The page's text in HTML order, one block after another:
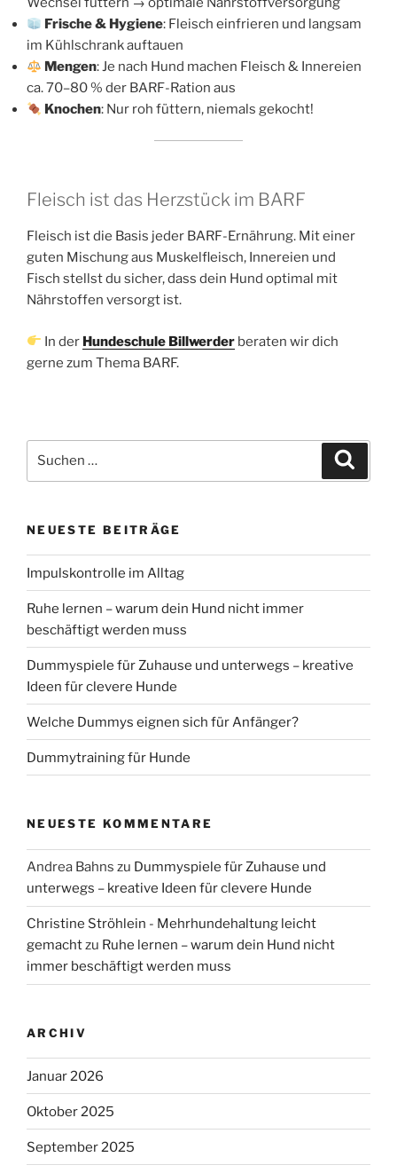
Frische & Hygiene: Fleisch einfrieren und langsam
im Kühlschrank auftauen
Mengen: Je nach Hund machen Fleisch & Innereien
ca. 70–80 % der BARF-Ration aus
Knochen: Nur roh füttern, niemals gekocht!
Fleisch ist das Herzstück im BARF
Fleisch ist die Basis jeder BARF-Ernährung. Mit einer
guten Mischung aus Muskelfleisch, Innereien und
Fisch stellst du sicher, dass dein Hund optimal mit
Nährstoffen versorgt ist.
In der Hundeschule Billwerder beraten wir dich
gerne zum Thema BARF.
nach:
NEUESTE BEITRÄGE
Impulskontrolle im Alltag
Ruhe lernen – warum dein Hund nicht immer
beschäftigt werden muss
Dummyspiele für Zuhause und unterwegs – kreative
Ideen für clevere Hunde
Welche Dummys eignen sich für Anfänger?
Dummytraining für Hunde
NEUESTE KOMMENTARE
Andrea Bahns zu Dummyspiele für Zuhause und
unterwegs – kreative Ideen für clevere Hunde
Christine Ströhlein - Mehrhundehaltung leicht
gemachtzu Ruhe lernen – warum dein Hund nicht
immer beschäftigt werden muss
ARCHIV
Januar 2026
Oktober 2025
September 2025